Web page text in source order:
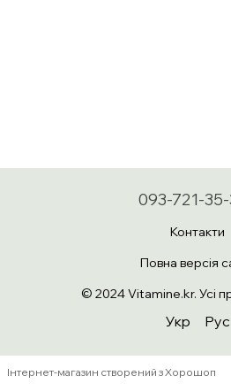
093-721-
Контакти
Повна версія
© 2024 Vitamine.kr. Усі
Укр Рус
Інтернет-магазин створений з Хорошоп